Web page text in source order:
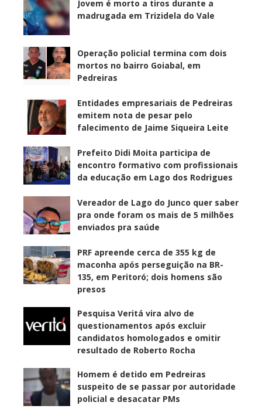
Jovem é morto a tiros durante a
madrugada em Trizidela do Vale
Operação policial termina com dois
mortos no bairro Goiabal, em
Pedreiras
Entidades empresariais de Pedreiras
emitem nota de pesar pelo
falecimento de Jaime Siqueira Leite
Prefeito Didi Moita participa de
encontro formativo com profissionais
da educação em Lago dos Rodrigues
Vereador de Lago do Junco quer saber
pra onde foram os mais de 5 milhões
enviados pra saúde
PRF apreende cerca de 355 kg de
maconha após perseguição na BR-
135, em Peritoró; dois homens são
presos
Pesquisa Veritá vira alvo de
questionamentos após excluir
candidatos homologados e omitir
resultado de Roberto Rocha
Homem é detido em Pedreiras
suspeito de se passar por autoridade
policial e desacatar PMs